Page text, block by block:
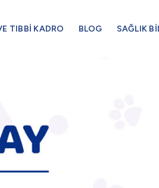
TIBBİ KADRO BLOG SAĞLIK